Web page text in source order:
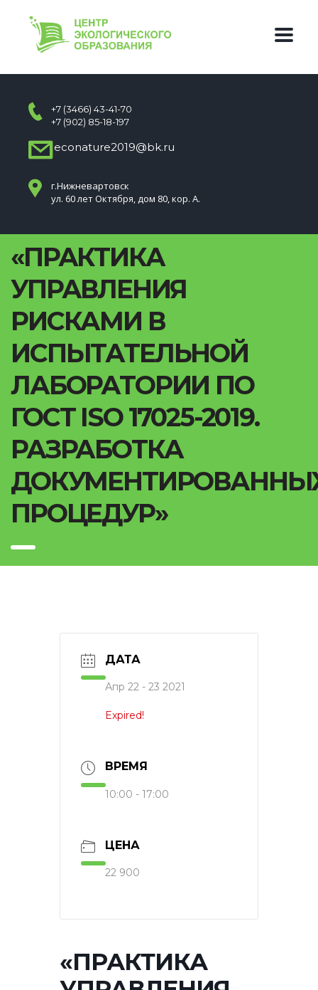
+7 (3466) 43-41-70
+7 (902) 85-18-197
econature2019@bk.ru
г.Нижневартовск
ул. 60 лет Октября, дом 80, кор. А.
«ПРАКТИКА
УПРАВЛЕНИЯ
РИСКАМИ В
ИСПЫТАТЕЛЬНОЙ
ЛАБОРАТОРИИ ПО
ГОСТ ISO 17025-2019.
РАЗРАБОТКА
ПРОЦЕДУР»
ДАТА
Апр 22 - 23 2021
Expired!
ВРЕМЯ
10:00 - 17:00
ЦЕНА
22 900
«ПРАКТИКА